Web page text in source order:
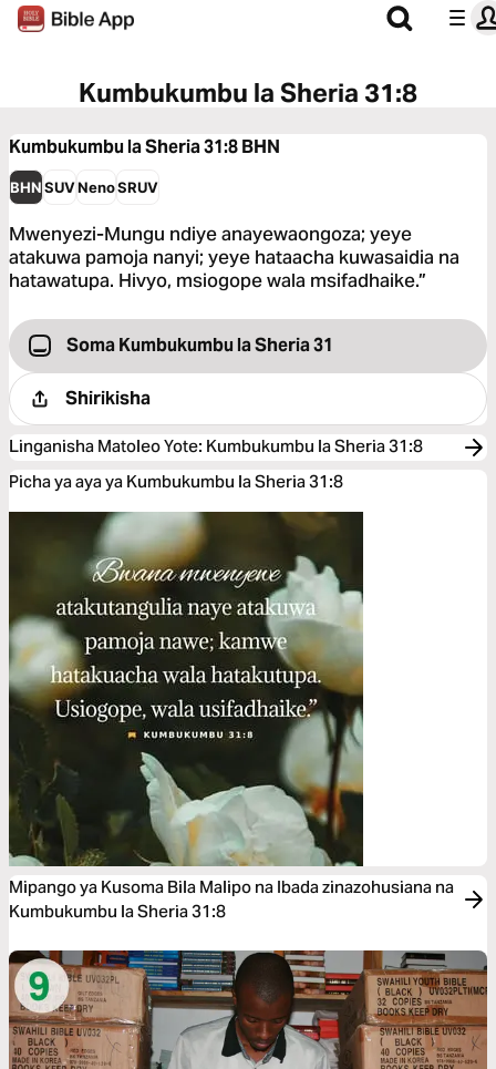
Kumbukumbu la Sheria 31:8
Kumbukumbu la Sheria 31:8BHN
BHNSUVNenoSRUV
Mwenyezi-Mungu ndiye anayewaongoza; yeye
atakuwa pamoja nanyi; yeye hataacha kuwasaidia na
hatawatupa. Hivyo, msiogope wala msifadhaike.”
Soma Kumbukumbu la Sheria 31
Shirikisha
Linganisha Matoleo Yote: Kumbukumbu la Sheria 31:8
Picha ya aya ya Kumbukumbu la Sheria 31:8
Mipango ya Kusoma Bila Malipo na Ibada zinazohusiana na
Kumbukumbu la Sheria 31:8